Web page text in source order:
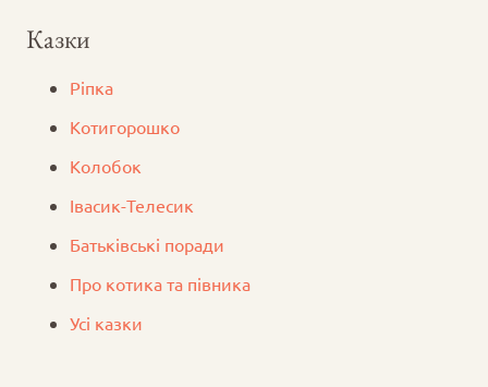
Казки
Ріпка
Котигорошко
Колобок
Iвасик-Телесик
Батьківські поради
Про котика та півника
Усі казки